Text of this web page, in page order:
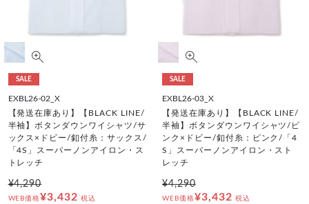
SALE
EXBL26-02_X
【発送在庫あり】【BLACK LINE/
半袖】ボタンダウンワイシャツ/サ
ックス×ドビー/釦付糸：サックス/
「4S」スーパーノンアイロン・ス
トレッチ
¥4,290
WEB価格¥3,432 税込
SALE
EXBL26-03_X
【発送在庫あり】【BLACK LINE/
半袖】ボタンダウンワイシャツ/ピ
ンク×ドビー/釦付糸：ピンク/「4
S」スーパーノンアイロン・スト
レッチ
¥4,290
WEB価格¥3,432 税込